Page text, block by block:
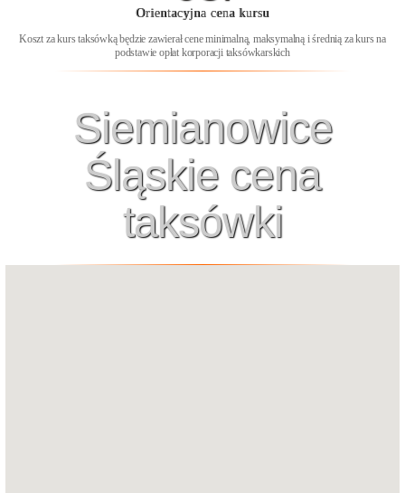
Orientacyjna cena kursu
Koszt za kurs taksówką będzie zawierał cene minimalną, maksymalną i średnią za kurs na
podstawie opłat korporacji taksówkarskich
Siemianowice
Śląskie cena
taksówki